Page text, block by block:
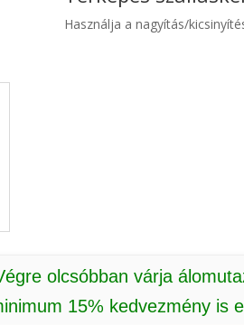
Használja a nagyítás/
olcsóbban várja
15% kedvezmény is